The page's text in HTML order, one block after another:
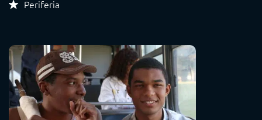
Periferia